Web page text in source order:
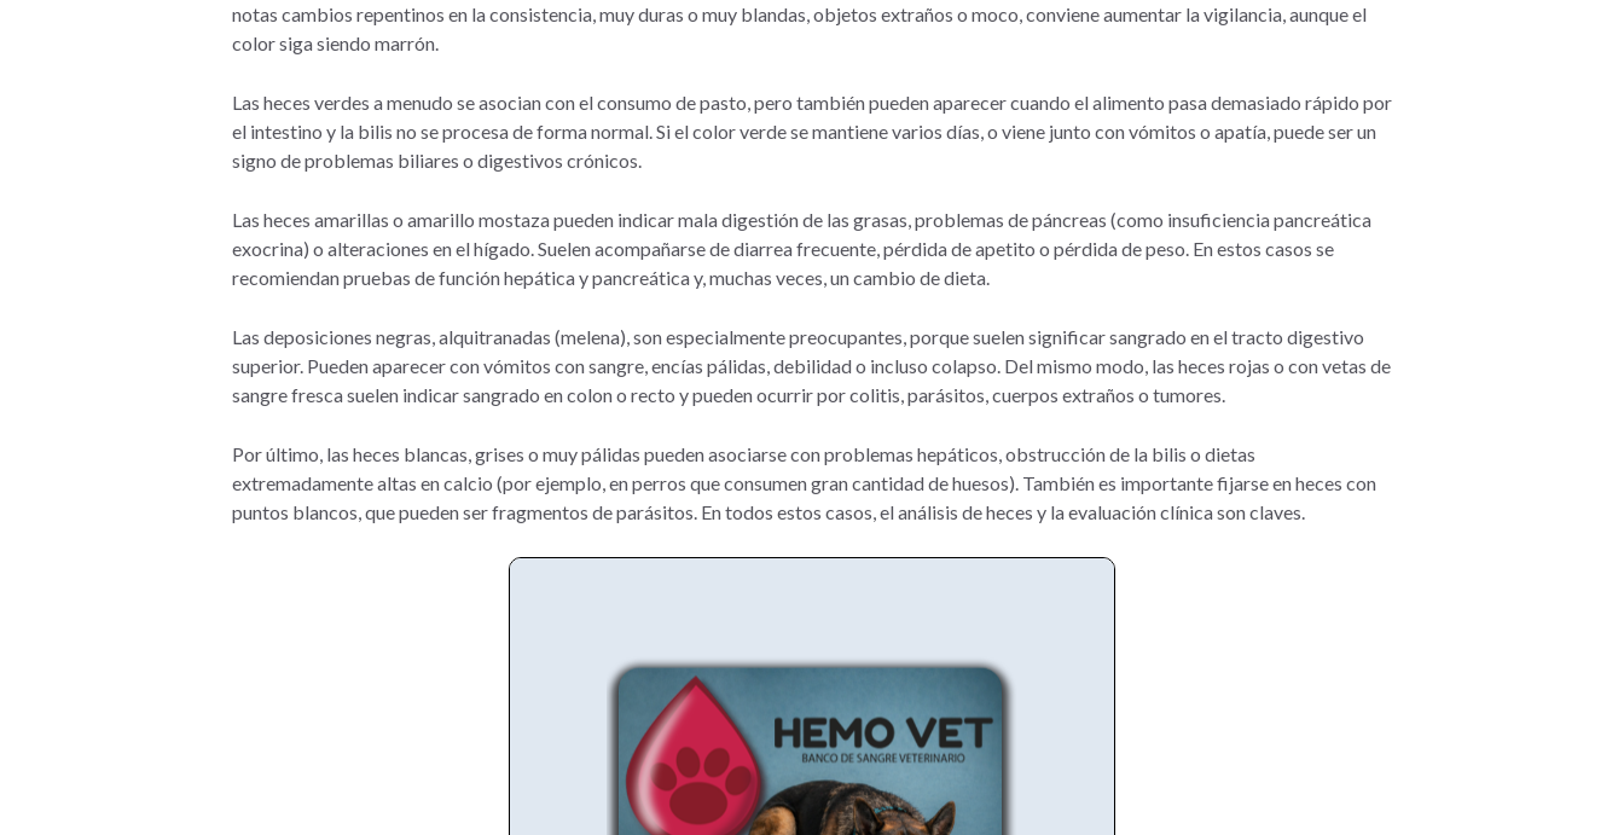
notas cambios repentinos en la consistencia, muy duras o muy blandas, objetos extraños o moco, conviene aumentar la vigilancia, aunque el
color siga siendo marrón.
Las heces verdes a menudo se asocian con el consumo de pasto, pero también pueden aparecer cuando el alimento pasa demasiado rápido por
el intestino y la bilis no se procesa de forma normal. Si el color verde se mantiene varios días, o viene junto con vómitos o apatía, puede ser un
signo de problemas biliares o digestivos crónicos.
Las heces amarillas o amarillo mostaza pueden indicar mala digestión de las grasas, problemas de páncreas (como insuficiencia pancreática
exocrina) o alteraciones en el hígado. Suelen acompañarse de diarrea frecuente, pérdida de apetito o pérdida de peso. En estos casos se
recomiendan pruebas de función hepática y pancreática y, muchas veces, un cambio de dieta.
Las deposiciones negras, alquitranadas (melena), son especialmente preocupantes, porque suelen significar sangrado en el tracto digestivo
superior. Pueden aparecer con vómitos con sangre, encías pálidas, debilidad o incluso colapso. Del mismo modo, las heces rojas o con vetas de
sangre fresca suelen indicar sangrado en colon o recto y pueden ocurrir por colitis, parásitos, cuerpos extraños o tumores.
Por último, las heces blancas, grises o muy pálidas pueden asociarse con problemas hepáticos, obstrucción de la bilis o dietas
extremadamente altas en calcio (por ejemplo, en perros que consumen gran cantidad de huesos). También es importante fijarse en heces con
puntos blancos, que pueden ser fragmentos de parásitos. En todos estos casos, el análisis de heces y la evaluación clínica son claves.